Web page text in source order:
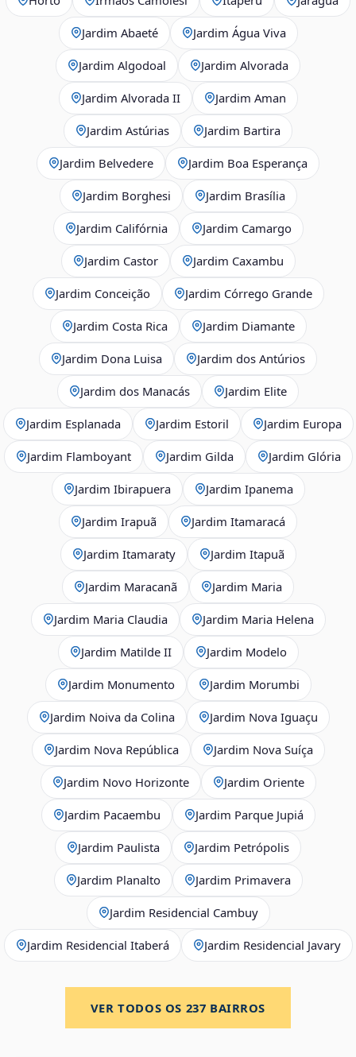
Jardim Abaeté Jardim Água Viva
Jardim Algodoal Jardim Alvorada
Jardim Alvorada II Jardim Aman
Jardim Astúrias Jardim Bartira
Jardim Belvedere Jardim Boa Esperança
Jardim Borghesi Jardim Brasília
Jardim Califórnia Jardim Camargo
Jardim Castor Jardim Caxambu
Jardim Conceição Jardim Córrego Grande
Jardim Costa Rica Jardim Diamante
Jardim Dona Luisa Jardim dos Antúrios
Jardim dos Manacás Jardim Elite
Jardim Esplanada Jardim Estoril Jardim Europa
Jardim Flamboyant Jardim Gilda Jardim Glória
Jardim Ibirapuera Jardim Ipanema
Jardim Irapuã Jardim Itamaracá
Jardim Itamaraty Jardim Itapuã
Jardim Maracanã Jardim Maria
Jardim Maria Claudia Jardim Maria Helena
Jardim Matilde II Jardim Modelo
Jardim Monumento Jardim Morumbi
Jardim Noiva da Colina Jardim Nova Iguaçu
Jardim Nova República Jardim Nova Suíça
Jardim Novo Horizonte Jardim Oriente
Jardim Pacaembu Jardim Parque Jupiá
Jardim Paulista Jardim Petrópolis
Jardim Planalto Jardim Primavera
Jardim Residencial Cambuy
Jardim Residencial Itaberá Jardim Residencial Javary
VER TODOS OS 237 BAIRROS